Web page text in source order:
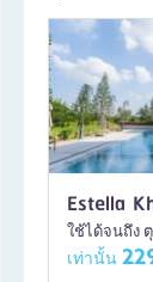
Estella
ใช้ได้จนถึง
เท่านั้น